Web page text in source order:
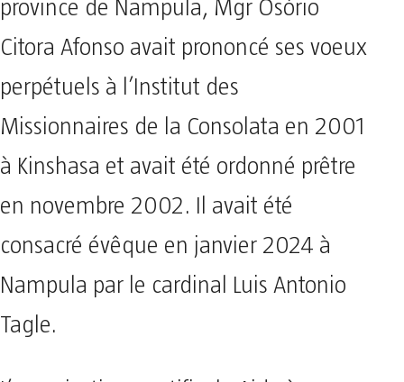
province de Nampula, Mgr Osório
Citora Afonso avait prononcé ses voeux
perpétuels à l’Institut des
Missionnaires de la Consolata en 2001
à Kinshasa et avait été ordonné prêtre
en novembre 2002. Il avait été
consacré évêque en janvier 2024 à
Nampula par le cardinal Luis Antonio
Tagle.